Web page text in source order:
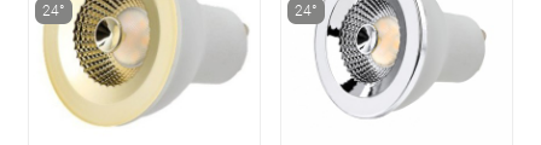
24°
24°